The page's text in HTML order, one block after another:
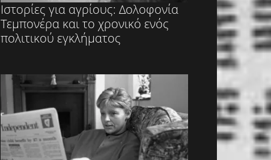
Ιστορίες για αγρίους: Δολοφονία
Τεμπονέρα και το χρονικό ενός
πολιτικού εγκλήματος